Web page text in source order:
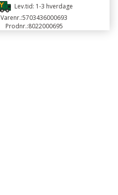
Lev.tid: 1-3 hverdage
Varenr.:5703436000693
Prodnr.:8022000695